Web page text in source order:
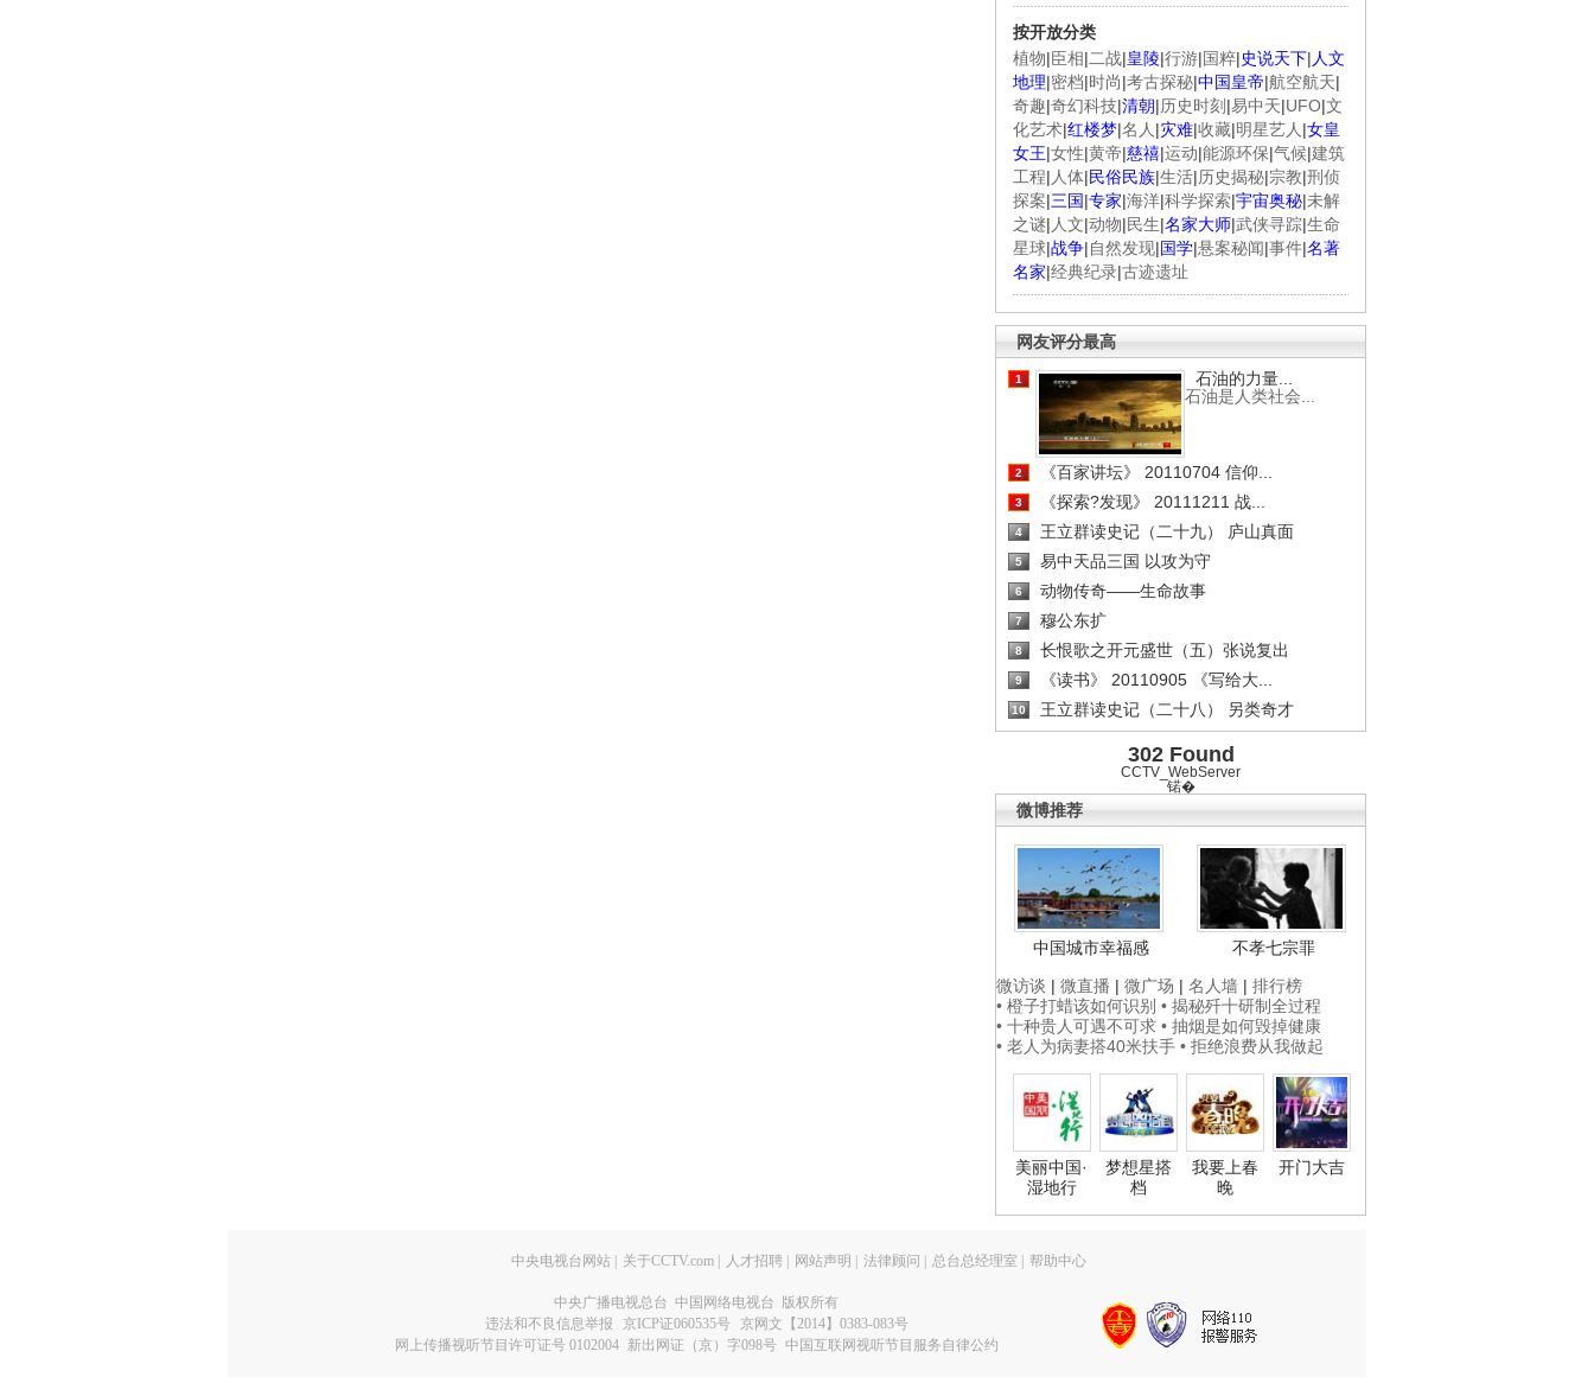
按开放分类
植物|臣相|二战|皇陵|行游|国粹|史说天下| 人文
地理|密档|时尚|考古探秘|中国皇帝|航空航天|
奇趣|奇幻科技|清朝|历史时刻 |易中天|UFO|文
化艺术|红楼梦|名人 |灾难|收藏|明星艺人 |女皇
女王|女性|黄帝|慈禧|运动|能源环保|气候|建筑
工程| 人体|民俗民族|生活|历史揭秘|宗教|刑侦
探案|三国|专家|海洋|科学探索|宇宙奥秘|未解
之谜| 人文|动物|民生|名家大师|武侠寻踪|生命
星球|战争|自然发现|国学|悬案秘闻|事件|名著
名家|经典纪录|古迹遗址
网友评分最高
1
石油的力量...
石油是人类社会...
2 《百家讲坛》 20110704 信仰...
3 《探索?发现》 20111211 战...
4 王立群读史记（二十九） 庐山真面
5 易中天品三国 以攻为守
6 动物传奇——生命故事
7 穆公东扩
8 长恨歌之开元盛世（五）张说复出
9 《读书》 20110905 《写给大...
10 王立群读史记（二十八） 另类奇才
302 Found
CCTV_WebServer
锘�
微博推荐
中国城市幸福感
不孝七宗罪
微访谈 | 微直播 | 微广场 | 名人墙 | 排行榜
• 橙子打蜡该如何识别 • 揭秘歼十研制全过程
• 十种贵人可遇不可求 • 抽烟是如何毁掉健康
• 老人为病妻搭40米扶手 • 拒绝浪费从我做起
美丽中国·
湿地行
梦想星搭
档
我要上春
晚
开门大吉
中央电视台网站 关于CCTV.com 人才招聘 网站声明 法律顾问 总台总经理室 帮助中心
中央广播电视总台 中国网络电视台 版权所有
违法和不良信息举报
京ICP证060535号
京网文【2014】0383-083号
网上传播视听节目许可证号 0102004 新出网证（京）字098号 中国互联网视听节目服务自律公约